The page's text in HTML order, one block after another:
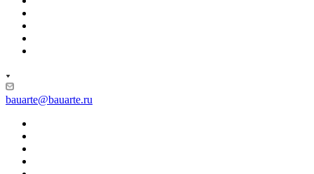
bauarte@bauarte.ru